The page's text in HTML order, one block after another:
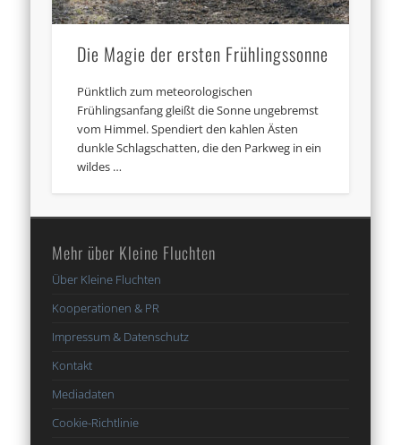
Die Magie der ersten Frühlingssonne
Pünktlich zum meteorologischen
Frühlingsanfang gleißt die Sonne ungebremst
vom Himmel. Spendiert den kahlen Ästen
dunkle Schlagschatten, die den Parkweg in ein
wildes …
Mehr über Kleine Fluchten
Über Kleine Fluchten
Kooperationen & PR
Impressum & Datenschutz
Kontakt
Mediadaten
Cookie-Richtlinie